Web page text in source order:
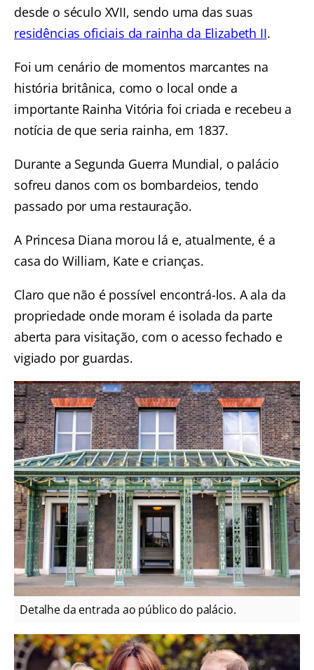
desde o século XVII, sendo uma das suas
residências oficiais da rainha da Elizabeth II.
Foi um cenário de momentos marcantes na
história britânica, como o local onde a
importante Rainha Vitória foi criada e recebeu a
notícia de que seria rainha, em 1837.
Durante a Segunda Guerra Mundial, o palácio
sofreu danos com os bombardeios, tendo
passado por uma restauração.
A Princesa Diana morou lá e, atualmente, é a
casa do William, Kate e crianças.
Claro que não é possível encontrá-los. A ala da
propriedade onde moram é isolada da parte
aberta para visitação, com o acesso fechado e
vigiado por guardas.
Detalhe da entrada ao público do palácio.